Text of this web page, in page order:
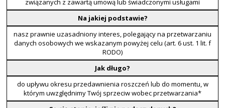
związanych z zawartą umową lub świadczonymi usługami
Na jakiej podstawie?
nasz prawnie uzasadniony interes, polegający na przetwarzaniu
danych osobowych we wskazanym powyżej celu (art. 6 ust. 1 lit. f
RODO)
Jak długo?
do upływu okresu przedawnienia roszczeń lub do momentu, w
którym uwzględnimy Twój sprzeciw wobec przetwarzania*